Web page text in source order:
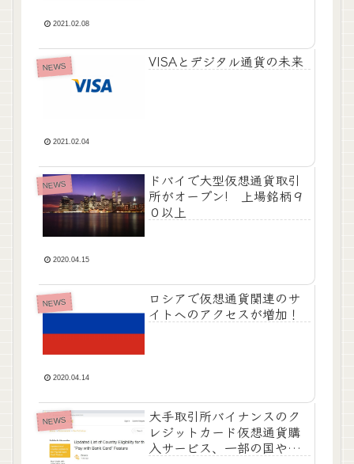
2021.02.08
NEWS VISAとデジタル通貨の未来
2021.02.04
NEWS
ドバイで大型仮想通貨取引
所がオープン! 上場銘柄９
０以上
2020.04.15
NEWS
ロシアで仮想通貨関連のサ
イトへのアクセスが増加！
2020.04.14
NEWS
大手取引所バイナンスのク
レジットカード仮想通貨購
入サービス、一部の国や地